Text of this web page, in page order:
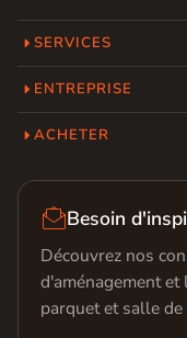
SERVICES
ENTREPRISE
ACHETER
Besoin
Découvrez nos
d'aménagement
parquet et salle de